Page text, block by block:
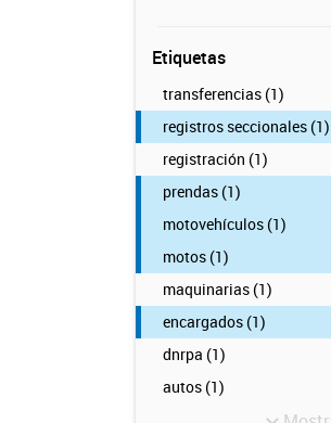
Etiquetas
transferencias (1)
registros seccionales (1)
registración (1)
prendas (1)
motovehículos (1)
motos (1)
maquinarias (1)
encargados (1)
dnrpa (1)
autos (1)